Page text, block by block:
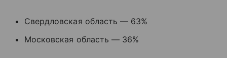
Свердловская область — 63%
Московская область — 36%